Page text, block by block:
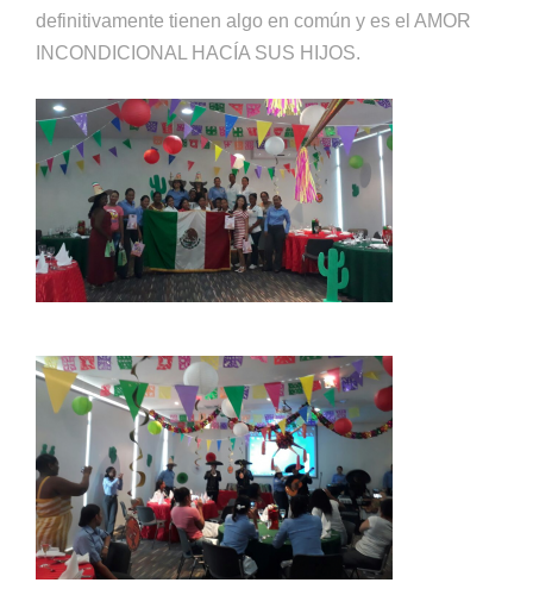
definitivamente tienen algo en común y es el AMOR
INCONDICIONAL HACÍA SUS HIJOS.